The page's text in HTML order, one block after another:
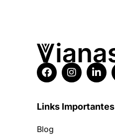
Links Importantes
Blog